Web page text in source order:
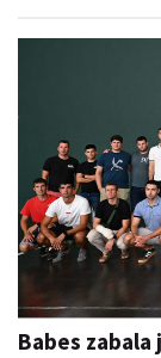
Babes zabala